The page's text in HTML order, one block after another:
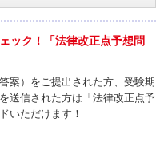
ック！「法律改正点予想問
案）をご提出された方、受験期
送信された方は「法律改正点予
いただけます！